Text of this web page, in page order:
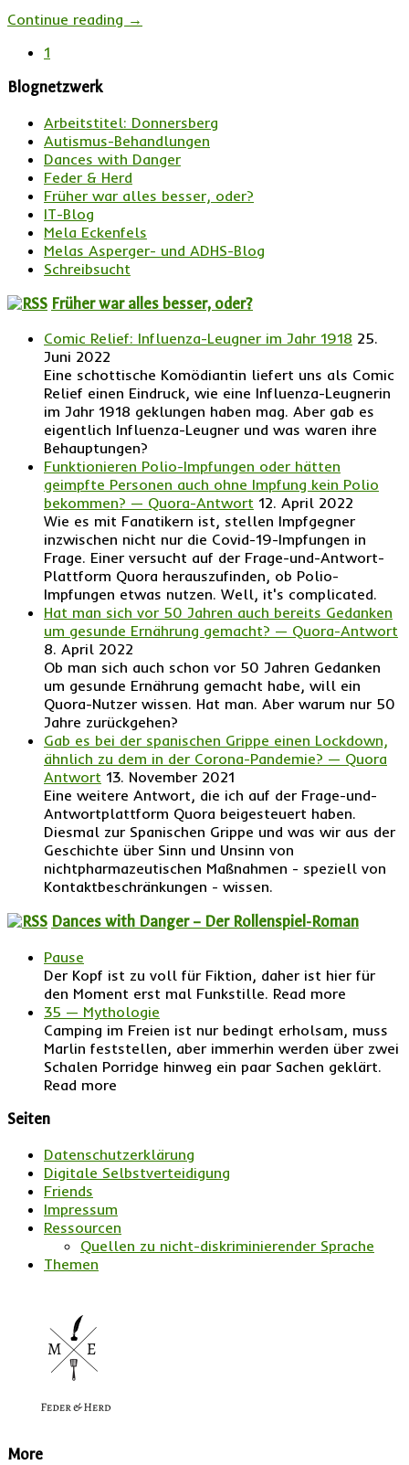
Continue reading →
1
Blognetzwerk
Arbeitstitel: Donnersberg
Autismus-Behandlungen
Dances with Danger
Feder & Herd
Früher war alles besser, oder?
IT-Blog
Mela Eckenfels
Melas Asperger- und ADHS-Blog
Schreibsucht
Früher war alles besser, oder?
Comic Relief: Influenza-Leugner im Jahr 1918 25.
Juni 2022
Eine schottische Komödiantin liefert uns als Comic
Relief einen Eindruck, wie eine Influenza-Leugnerin
im Jahr 1918 geklungen haben mag. Aber gab es
eigentlich Influenza-Leugner und was waren ihre
Behauptungen?
Funktionieren Polio-Impfungen oder hätten
geimpfte Personen auch ohne Impfung kein Polio
bekommen? — Quora-Antwort 12. April 2022
Wie es mit Fanatikern ist, stellen Impfgegner
inzwischen nicht nur die Covid-19-Impfungen in
Frage. Einer versucht auf der Frage-und-Antwort-
Plattform Quora herauszufinden, ob Polio-
Impfungen etwas nutzen. Well, it's complicated.
Hat man sich vor 50 Jahren auch bereits Gedanken
um gesunde Ernährung gemacht? — Quora-Antwort
8. April 2022
Ob man sich auch schon vor 50 Jahren Gedanken
um gesunde Ernährung gemacht habe, will ein
Quora-Nutzer wissen. Hat man. Aber warum nur 50
Jahre zurückgehen?
Gab es bei der spanischen Grippe einen Lockdown,
ähnlich zu dem in der Corona-Pandemie? — Quora
Antwort 13. November 2021
Eine weitere Antwort, die ich auf der Frage-und-
Antwortplattform Quora beigesteuert haben.
Diesmal zur Spanischen Grippe und was wir aus der
Geschichte über Sinn und Unsinn von
nichtpharmazeutischen Maßnahmen - speziell von
Kontaktbeschränkungen - wissen.
Dances with Danger – Der Rollenspiel-Roman
Pause
Der Kopf ist zu voll für Fiktion, daher ist hier für
den Moment erst mal Funkstille. Read more
35 — Mythologie
Camping im Freien ist nur bedingt erholsam, muss
Marlin feststellen, aber immerhin werden über zwei
Schalen Porridge hinweg ein paar Sachen geklärt.
Read more
Seiten
Datenschutzerklärung
Digitale Selbstverteidigung
Friends
Impressum
Ressourcen
Quellen zu nicht-diskriminierender Sprache
Themen
More